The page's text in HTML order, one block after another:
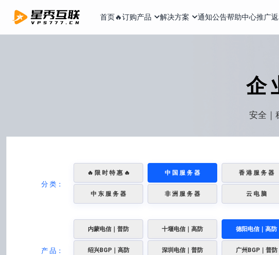
首页🔥订购产品 解决方案 通知公告帮助中心推广返
企
安全｜
分 类：
🔥 限 时 特 惠 🔥 中 国 服 务 器 香 港 服 务 器
中 东 服 务 器 非 洲 服 务 器 云 电 脑
产 品：
内蒙电信｜普防 十堰电信｜高防 德阳电信｜高防
绍兴BGP｜高防 深圳电信｜普防 广州BGP｜普防